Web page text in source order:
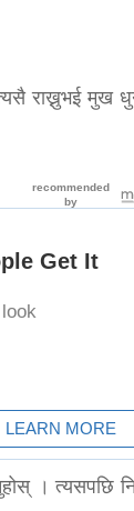
राख्नुभई मुख
। त्यसपछि